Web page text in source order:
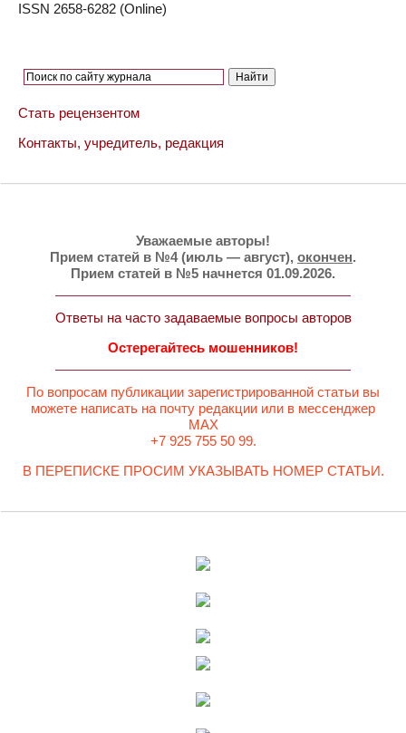
ISSN 2658-6282 (Online)
Стать рецензентом
Контакты, учредитель, редакция
Уважаемые авторы!
Прием статей в №4 (июль — август), окончен.
Прием статей в №5 начнется 01.09.2026.
Ответы на часто задаваемые вопросы авторов
Остерегайтесь мошенников!
По вопросам публикации зарегистрированной статьи вы
можете написать на почту редакции или в мессенджер
MAX
+7 925 755 50 99.
В ПЕРЕПИСКЕ ПРОСИМ УКАЗЫВАТЬ НОМЕР СТАТЬИ.